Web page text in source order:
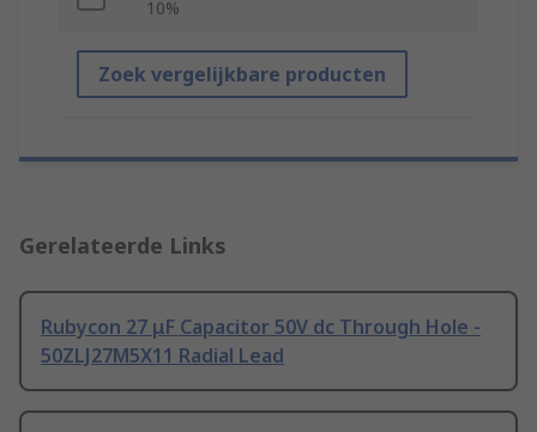
10%
Zoek vergelijkbare producten
Gerelateerde Links
Rubycon 27 μF Capacitor 50V dc Through Hole -
50ZLJ27M5X11 Radial Lead